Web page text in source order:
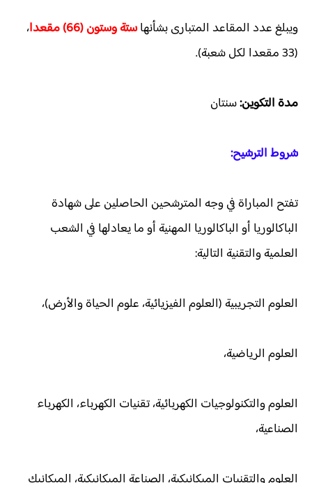
ويبلغ عدد المقاعد المتبارى بشأنهاستة وستون (66) مقعدا
،
(33 مقعدا لكل شعبة).
مدة التكوين:سنتان
شروط الترشيح:
تفتح المباراة في وجه المترشحين الحاصلين على شهادة
الباكالوريا أو الباكالوريا المهنية أو ما يعادلها في الشعب
العلمية والتقنية التالية:
العلوم التجريبية (العلوم الفيزيائية، علوم الحياة والأرض)،
العلوم الرياضية،
العلوم والتكنولوجيات الكهربائية، تقنيات الكهرباء، الكهرباء
الصناعية،